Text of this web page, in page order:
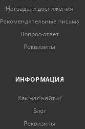
Награды и достижения
Рекомендательные письма
Вопрос-ответ
Реквизиты
ИНФОРМАЦИЯ
Как нас найти?
Блог
Реквизиты